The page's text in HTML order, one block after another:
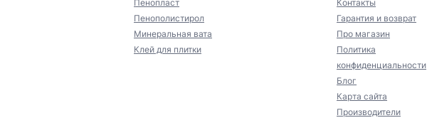
Пенопласт
Пенополистирол
Минеральная вата
Клей для плитки
Контакты
Гарантия и возврат
Про магазин
Политика
конфиденциальности
Блог
Карта сайта
Производители